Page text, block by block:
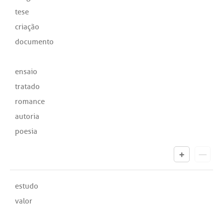
tese
criação
documento
ensaio
tratado
romance
autoria
poesia
estudo
valor